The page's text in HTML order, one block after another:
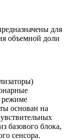
для
объемной доли
режиме
основан на
базового блока,
сенсора.